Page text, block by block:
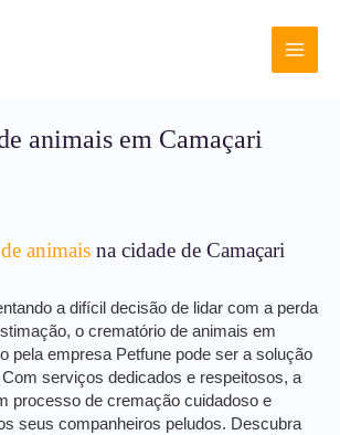
Main
animais em Camaçari
animais na cidade de Camaçari
a difícil decisão de lidar com a perda
o crematório de animais em
pela empresa Petfune pode ser a solução
serviços dedicados e respeitosos, a
processo de cremação cuidadoso e
seus companheiros peludos. Descubra